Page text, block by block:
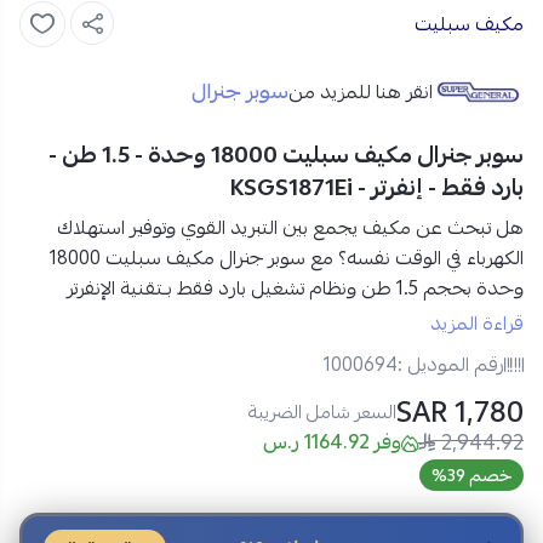
مكيف سبليت
انقر هنا للمزيد منسوبر جنرال
سوبر جنرال مكيف سبليت 18000 وحدة - 1.5 طن -
بارد فقط - إنفرتر - KSGS1871Ei
هل تبحث عن مكيف يجمع بين التبريد القوي وتوفير استهلاك
الكهرباء في الوقت نفسه؟ مع
سوبر جنرال مكيف سبليت 18000
وحدة بحجم 1.5 طن ونظام تشغيل بارد فقط بـتقنية الإنفرتر
الموفرة للطاقة والضاغط الدوّار عالي الكفاءة مع توزيع هواء رباعي
الاتجاهات، ستحصل على تبريداً متوازناً وتشغيلاً هادئاً يساعد على
الحفاظ على أجواء مريحة حتى خلال الأيام شديدة الحرارة.
مواصفات سوبر جنرال مكيف سبليت 18000 وحدة في السعودية:
العلامة التجارية:
رقم الموديل:KSGS1871Ei
نوع المكيف:
مكيف سبليت
قراءة المزيد
رقم الموديل :1000694
1,780 SAR السعر شامل الضريبة
2,944.92 وفر 1164.92 ر.س
خصم 39%